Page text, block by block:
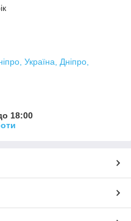
Україна, Дніпро,
18:00